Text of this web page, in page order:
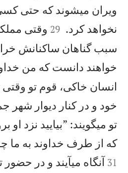
ويران میشوند كه حتی كسی
نخواهد كرد. 

29 وقتی
سبب گناهان ساكنانش
خواهند دانست كه من
انسان خاكی، قوم تو وقتی
خود و در كنار ديوار شهر
تو میگويند: ”بياييد نزد
كه از طرف خداوند به ما
31 آنگاه میآيند و در